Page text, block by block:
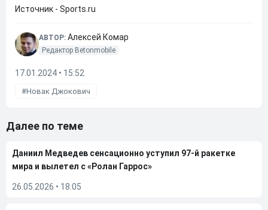
Источник - Sports.ru
АВТОР: Алексей Комар
Редактор Betonmobile
17.01.2024 • 15:52
Новак Джокович
Далее по теме
Даниил Медведев сенсационно уступил 97-й ракетке
мира и вылетел с «Ролан Гаррос»
26.05.2026 • 18:05